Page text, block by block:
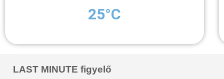
25°C
LAST MINUTE figyelő